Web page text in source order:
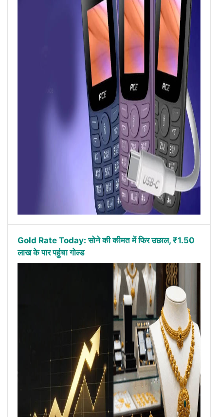
Gold Rate Today: सोने की कीमत में फिर उछाल, ₹1.50
लाख के पार पहुंचा गोल्ड